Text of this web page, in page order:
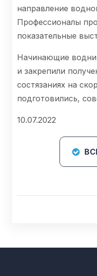
направление
Профессионалы
показательные
Начинающие
и закрепили
состязаниях на
подготовились,
10.07.2022